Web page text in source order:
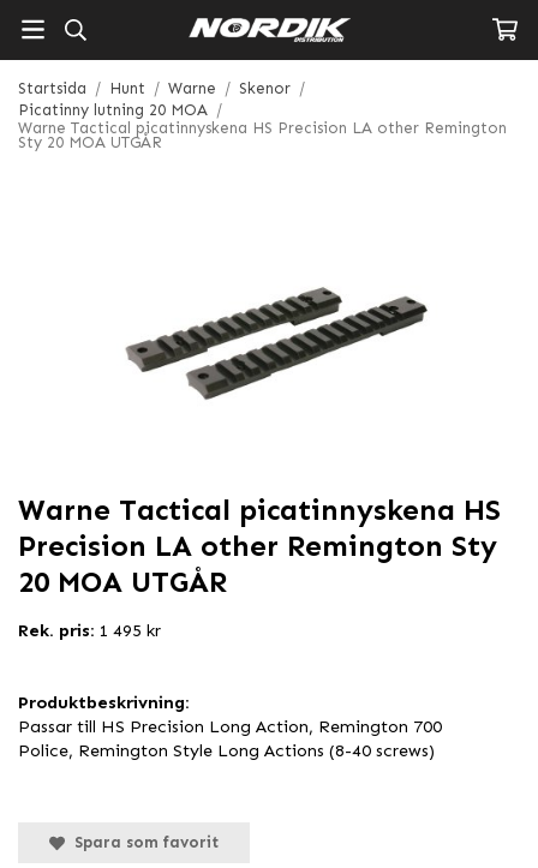
Startsida / Hunt / Warne / Skenor /
Picatinny lutning 20 MOA /
Warne Tactical picatinnyskena HS Precision LA other Remington
Sty 20 MOA UTGÅR
Warne Tactical picatinnyskena HS
Precision LA other Remington Sty
20 MOA UTGÅR
Rek. pris: 1 495 kr
Produktbeskrivning:
Passar till HS Precision Long Action, Remington 700
Police, Remington Style Long Actions (8-40 screws)
Spara som favorit